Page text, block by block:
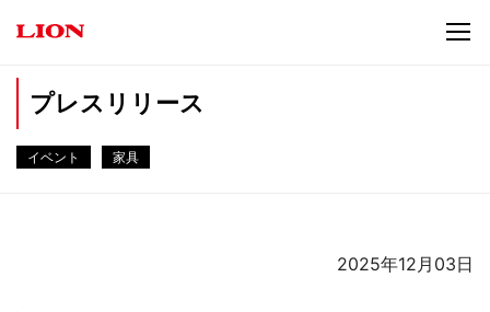
プレスリリース
イベント 家具
2025年12月03日